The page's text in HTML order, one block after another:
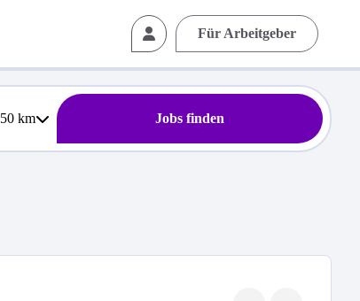
Für Arbeitgeber
50km Jobs finden